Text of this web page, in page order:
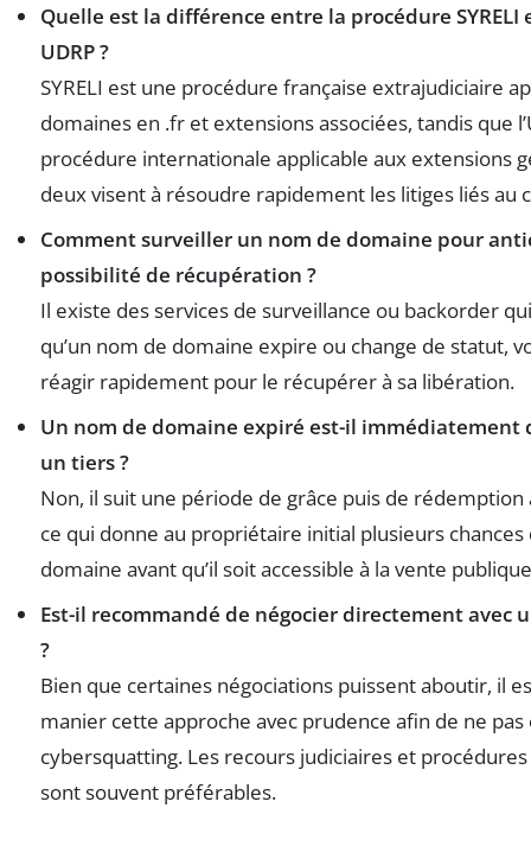
Quelle est la différence entre la procédure
UDRP ?
SYRELI est une procédure française extrajudiciaire
domaines en .fr et extensions associées, tandis que
procédure internationale applicable aux extensions
deux visent à résoudre rapidement les litiges liés au
Comment surveiller un nom de domaine pour
possibilité de récupération ?
Il existe des services de surveillance ou backorder
qu’un nom de domaine expire ou change de statut,
réagir rapidement pour le récupérer à sa libération.
Un nom de domaine expiré est-il immédiatement
un tiers ?
Non, il suit une période de grâce puis de rédemption
ce qui donne au propriétaire initial plusieurs
domaine avant qu’il soit accessible à la vente
Est-il recommandé de négocier directement avec
?
Bien que certaines négociations puissent aboutir, il
manier cette approche avec prudence afin de ne
cybersquatting. Les recours judiciaires et
sont souvent préférables.